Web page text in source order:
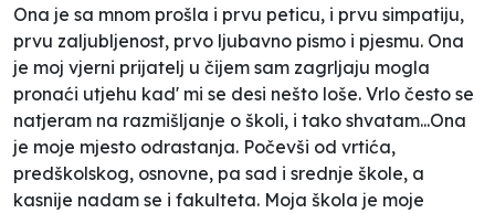
Ona je sa mnom prošla i prvu peticu, i prvu simpatiju,
prvu zaljubljenost, prvo ljubavno pismo i pjesmu. Ona
je moj vjerni prijatelj u čijem sam zagrljaju mogla
pronaći utjehu kad' mi se desi nešto loše. Vrlo često se
natjeram na razmišljanje o školi, i tako shvatam...Ona
je moje mjesto odrastanja. Počevši od vrtića,
predškolskog, osnovne, pa sad i srednje škole, a
kasnije nadam se i fakulteta. Moja škola je moje